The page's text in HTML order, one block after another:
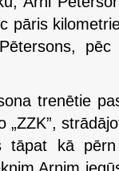
pāris
trenētie
„ZZK”,
tāpat kā